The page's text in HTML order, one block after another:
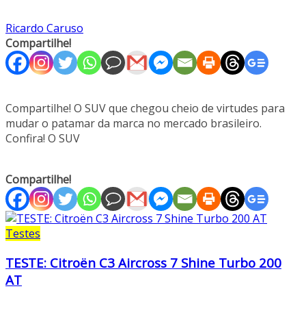
Ricardo Caruso
Compartilhe!
Compartilhe! O SUV que chegou cheio de virtudes para
mudar o patamar da marca no mercado brasileiro.
Confira! O SUV
Compartilhe!
Testes
TESTE: Citroën C3 Aircross 7 Shine Turbo 200
AT